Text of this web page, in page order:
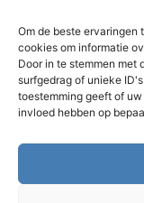
Om de beste
cookies om informatie
Door in te stemmen
surfgedrag of unieke
toestemming geeft of
invloed hebben op
OJBS de